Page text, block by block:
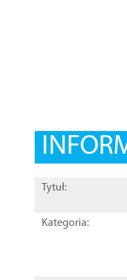
Tytuł:
Kategoria: